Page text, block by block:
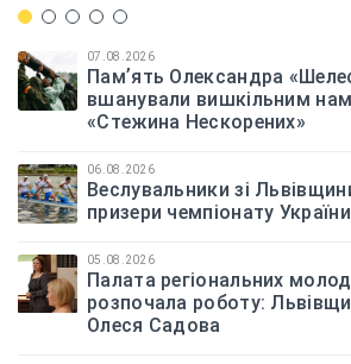
07.08.2026
Памʼять Олександра
вшанували вишкільним
«Стежина Нескорених»
06.08.2026
Веслувальники зі
призери чемпіонату України
05.08.2026
Палата регіональних
розпочала роботу:
Олеся Садова